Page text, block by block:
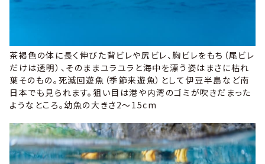
茶褐色の体に長く伸びた背ビレや尻ビレ、胸ビレをもち（尾ビレ
だけは透明）、そのままユラユラと海中を漂う姿はまさに枯れ
葉そのもの。死滅回遊魚（季節来遊魚）として伊豆半島など南
日本でも見られます。狙い目は港や内湾のゴミが吹きだまった
ようなところ。幼魚の大きさ2～15cm